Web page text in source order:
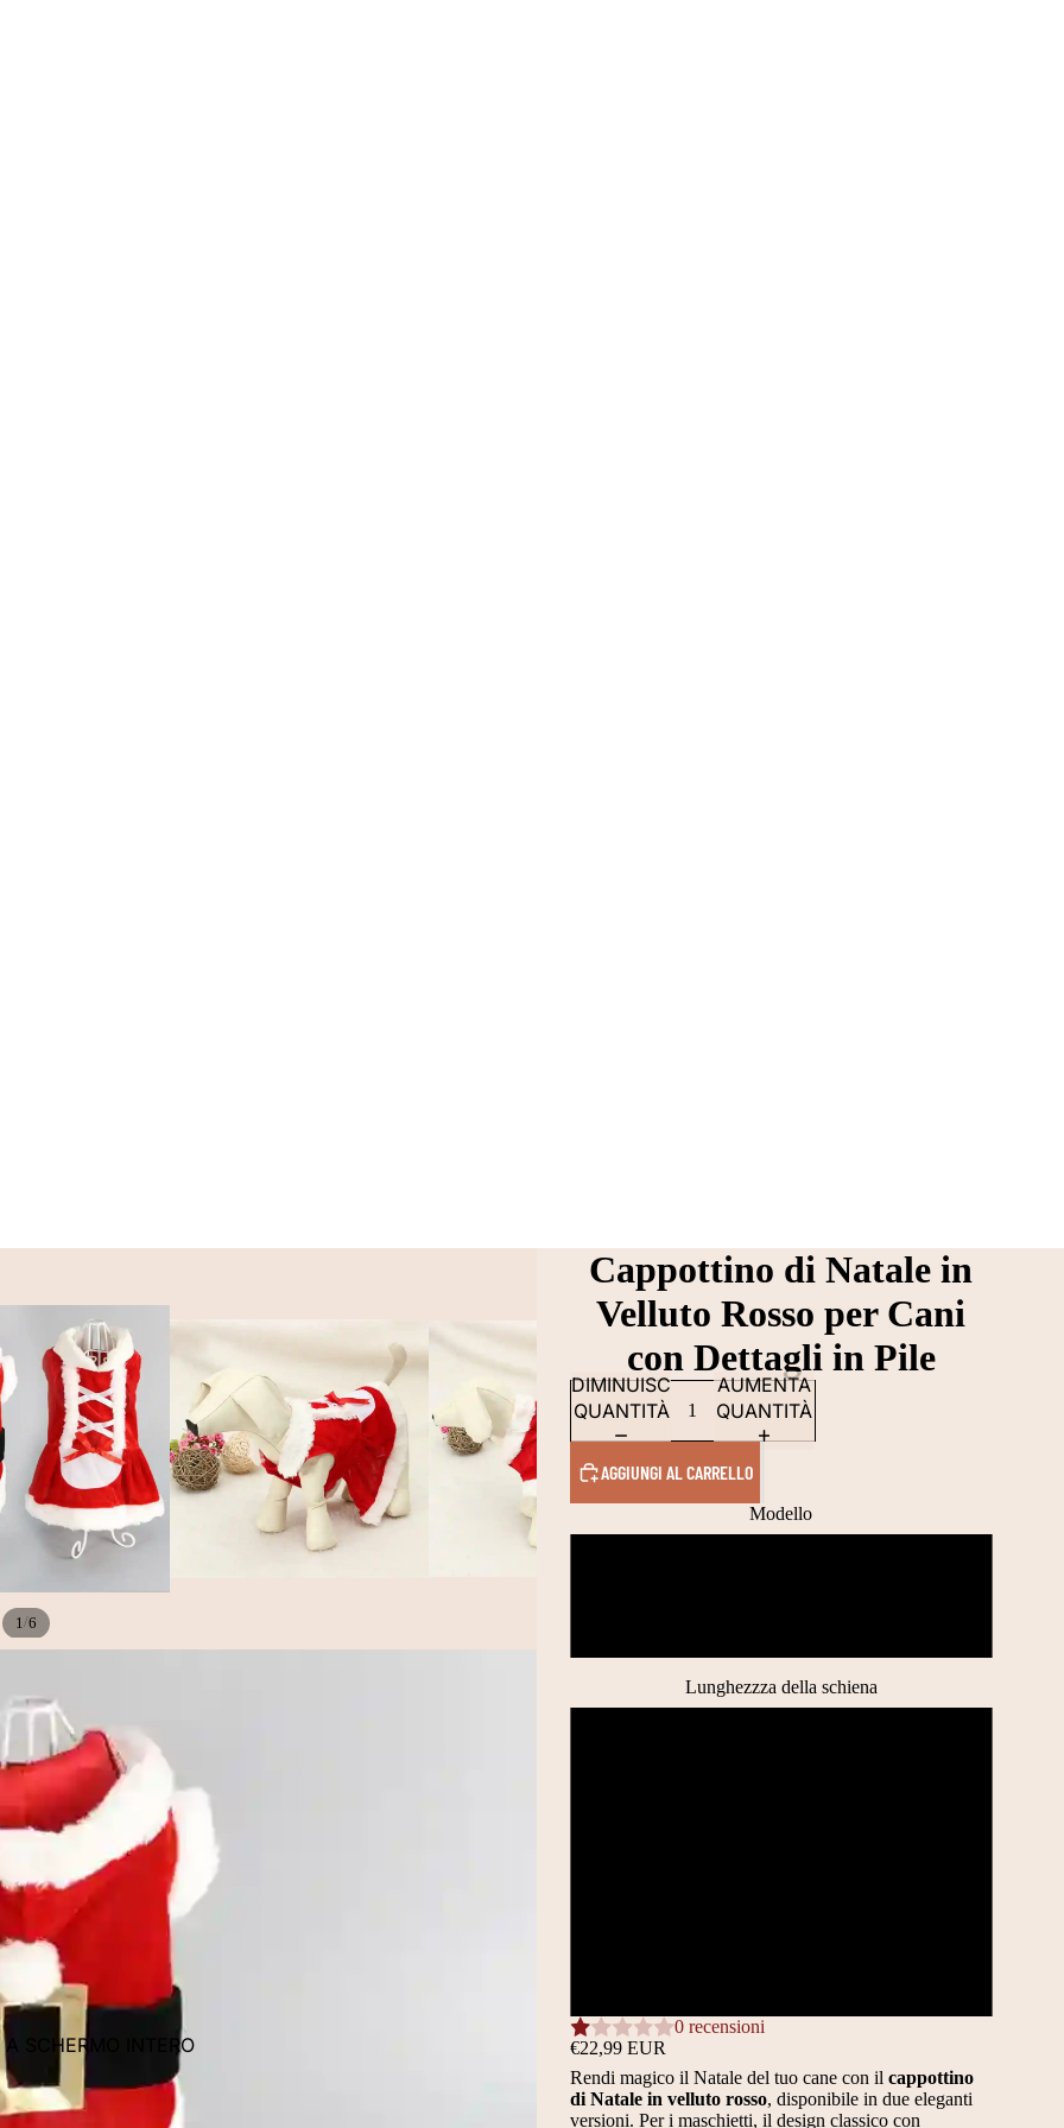
1 /6
SCHERMO INTERO
Cappottino di Natale in
Velluto Rosso per Cani
con Dettagli in Pile
DIMINUISCI
QUANTITÀ
AUMENTA
QUANTITÀ
AGGIUNGI AL CARRELLO
Modello
Lunghezzza della schiena
0 recensioni
€22,99 EUR
Rendi magico il Natale del tuo cane con il cappottino
di Natale in velluto rosso, disponibile in due eleganti
versioni. Per i maschietti, il design classico con